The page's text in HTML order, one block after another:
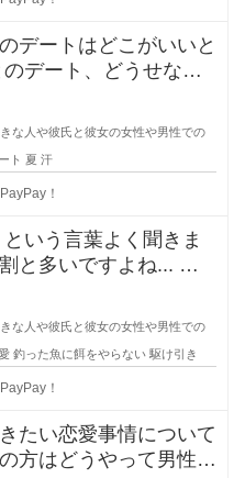
デートはどこがいいと
ッ
な人や彼氏と彼女の女性や男性での
ト 夏 汗
！
いう言葉よく聞きま
と多いですよね... な
よう
な人や彼氏と彼女の女性や男性での
釣った魚に餌をやらない 駆け引き
！
たい恋愛事情について
方はどうやって男性と